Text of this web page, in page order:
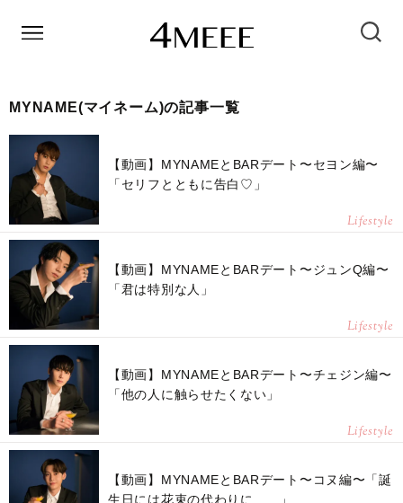
MYNAME(マイネーム)の記事一覧
【動画】MYNAMEとBARデート〜セヨン編〜
「セリフとともに告白♡」
Lifestyle
【動画】MYNAMEとBARデート〜ジュンQ編〜
「君は特別な人」
Lifestyle
【動画】MYNAMEとBARデート〜チェジン編〜
「他の人に触らせたくない」
Lifestyle
【動画】MYNAMEとBARデート〜コヌ編〜「誕
生日には花束の代わりに……」